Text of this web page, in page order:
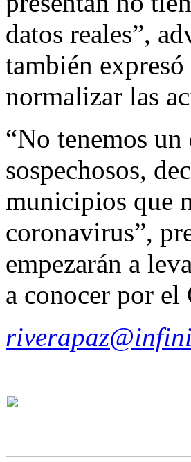
datos reales”,
también
normalizar las
“No tenemos
sospechosos,
municipios que
coronavirus”,
empezarán a
a conocer por el